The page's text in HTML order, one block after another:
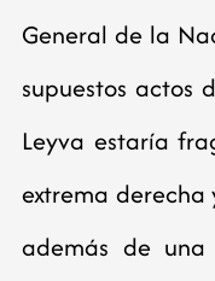
General de la
supuestos actos
Leyva estaría
extrema derecha
además de